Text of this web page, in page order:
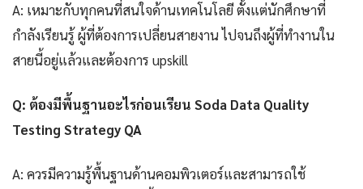
A: เหมาะกับทุกคนที่สนใจด้านเทคโนโลยี ตั้งแต่นักศึกษาที่
กำลังเรียนรู้ ผู้ที่ต้องการเปลี่ยนสายงาน ไปจนถึงผู้ที่ทำงานใน
สายนี้อยู่แล้วและต้องการ upskill
Q: ต้องมีพื้นฐานอะไรก่อนเรียน Soda Data Quality
Testing Strategy QA
A: ควรมีความรู้พื้นฐานด้านคอมพิวเตอร์และสามารถใช้